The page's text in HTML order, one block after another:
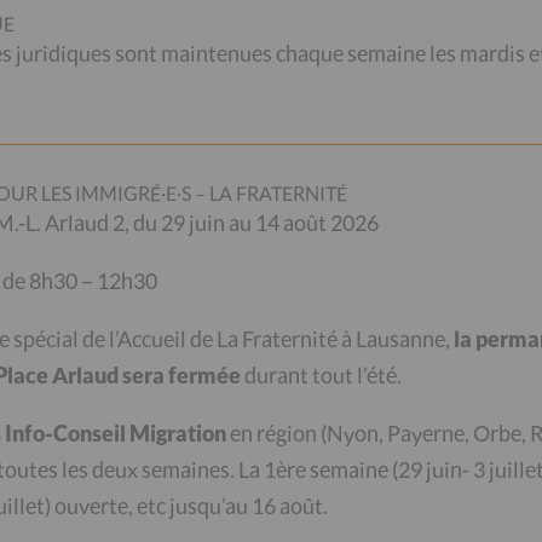
au Galetas de
le nouvel espace destiné aux vêtements et
et complètement rénovée par l’équipe du
réjouissons de vous y recevoir.
hommes et pour les enfants. Des
bien sûr : nappes, linges, draps…
juridiques sont maintenues chaque semaine les mardis
LES IMMIGRÉ·E·S – LA FRATERNITÉ
L. Arlaud 2, du 29 juin au 14 août 2026
8h30 – 12h30
spécial de l’Accueil de La Fraternité à Lausanne, la
Arlaud sera fermée durant tout l’été.
Info-Conseil Migrationen région (Nyon, Payerne, Orbe,
les deux semaines. La 1ère semaine (29 juin- 3
ouverte, etc jusqu’au 16 août.